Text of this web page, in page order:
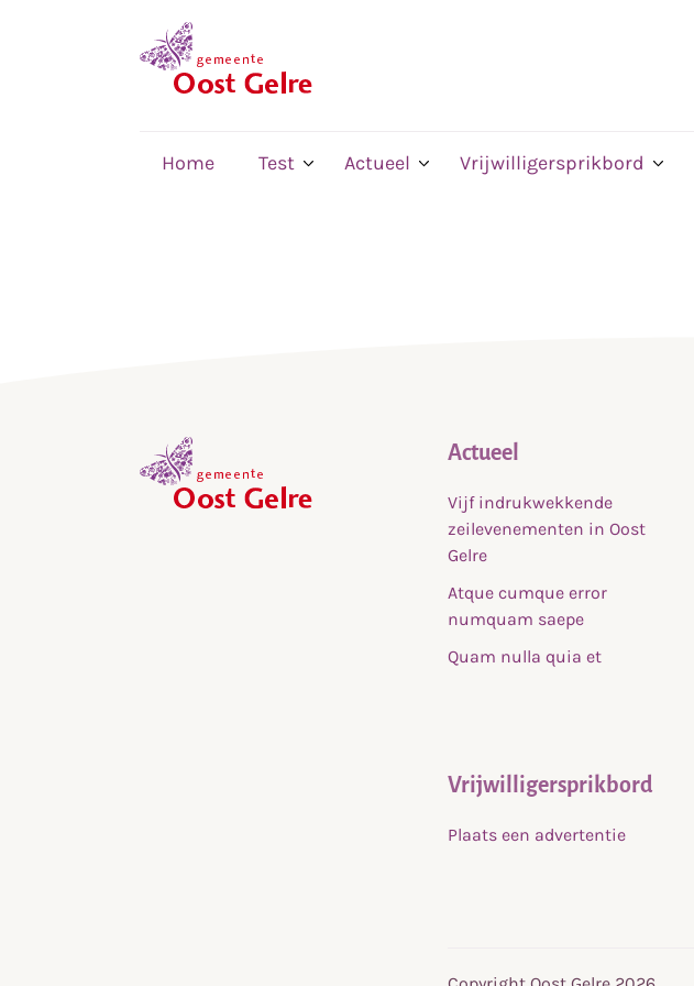
Home Test Actueel Vrijwilligersprikbord
Actueel
Vijf indrukwekkende
zeilevenementen in Oost
Gelre
Atque cumque error
numquam saepe
Quam nulla quia et
Vrijwilligersprikbord
Plaats een advertentie